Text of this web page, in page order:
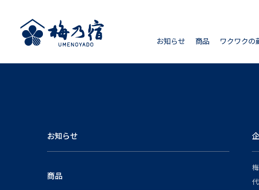
お知らせ 商品 ワクワクの
お知らせ
商品